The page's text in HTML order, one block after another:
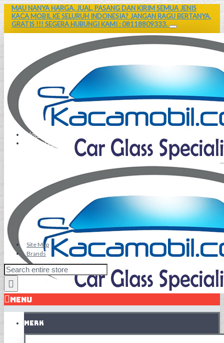
MAU NANYA HARGA, JUAL, PASANG DAN KIRIM SEMUA JENIS
KACA MOBIL KE SELURUH INDONESIA? JANGAN RAGU BERTANYA.
GRATIS !!! SEGERA HUBUNGI KAMI : 08118809333.
Home
Contact Us
Site Map
Brands
MENU
MERK